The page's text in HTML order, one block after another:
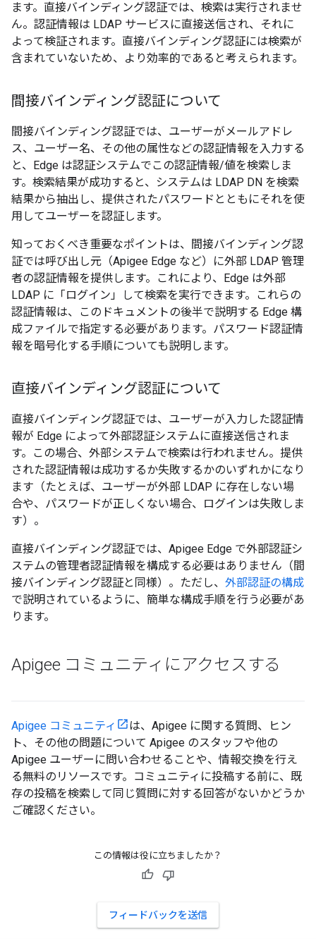
ます。直接バインディング認証では、検索は実行されませ
ん。認証情報は LDAP サービスに直接送信され、それに
よって検証されます。直接バインディング認証には検索が
含まれていないため、より効率的であると考えられます。
間接バインディング認証について
間接バインディング認証では、ユーザーがメールアドレ
ス、ユーザー名、その他の属性などの認証情報を入力する
と、Edge は認証システムでこの認証情報/値を検索しま
す。検索結果が成功すると、システムは LDAP DN を検索
結果から抽出し、提供されたパスワードとともにそれを使
用してユーザーを認証します。
知っておくべき重要なポイントは、間接バインディング認
証では呼び出し元（Apigee Edge など）に外部 LDAP 管理
者の認証情報を提供します。これにより、Edge は外部
LDAP に「ログイン」して検索を実行できます。これらの
認証情報は、このドキュメントの後半で説明する Edge 構
成ファイルで指定する必要があります。パスワード認証情
報を暗号化する手順についても説明します。
直接バインディング認証について
直接バインディング認証では、ユーザーが入力した認証情
報が Edge によって外部認証システムに直接送信されま
す。この場合、外部システムで検索は行われません。提供
された認証情報は成功するか失敗するかのいずれかになり
ます（たとえば、ユーザーが外部 LDAP に存在しない場
合や、パスワードが正しくない場合、ログインは失敗しま
す）。
直接バインディング認証では、Apigee Edge で外部認証シ
ステムの管理者認証情報を構成する必要はありません（間
接バインディング認証と同様）。ただし、 外部認証の構成
で説明されているように、簡単な構成手順を行う必要があ
ります。
Apigee コミュニティにアクセスする
Apigee コミュニティ
は、Apigee に関する質問、ヒン
ト、その他の問題について Apigee のスタッフや他の
Apigee ユーザーに問い合わせることや、情報交換を行え
る無料のリソースです。コミュニティに投稿する前に、既
存の投稿を検索して同じ質問に対する回答がないかどうか
ご確認ください。
この情報は役に立ちましたか？
フィードバックを送信